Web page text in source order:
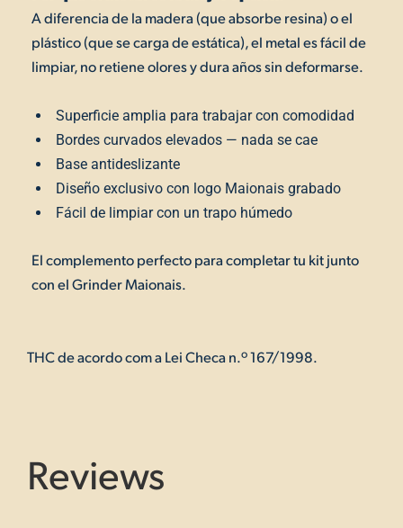
A diferencia de la madera (que absorbe resina) o el
plástico (que se carga de estática), el metal es fácil de
limpiar, no retiene olores y dura años sin deformarse.
Superficie amplia para trabajar con comodidad
Bordes curvados elevados — nada se cae
Base antideslizante
Diseño exclusivo con logo Maionais grabado
Fácil de limpiar con un trapo húmedo
El complemento perfecto para completar tu kit junto
con el Grinder Maionais.
THC de acordo com a Lei Checa n.º 167/1998.
Reviews